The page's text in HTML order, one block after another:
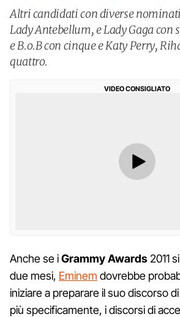
Altri candidati con diverse
Lady Antebellum, e Lady Gaga con
e B.o.B con cinque e Katy Perry,
quattro.
VIDEO CONSIGLIATO
Anche se iGrammy Awards 2011
due mesi, Eminem dovrebbe
iniziare a preparare il suo discorso
più specificamente, i discorsi di